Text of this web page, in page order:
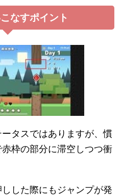
なすポイント
タスではありますが、慣
枠の部分に滞空しつつ衝
した際にもジャンプが発